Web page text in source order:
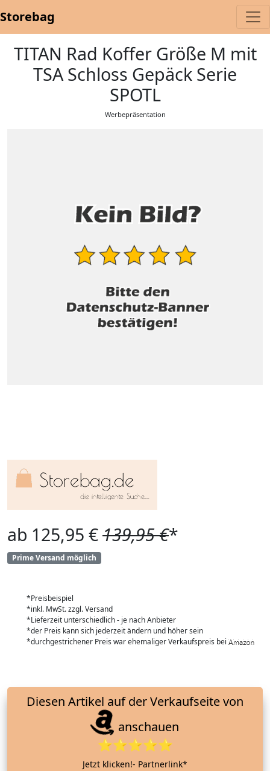
Storebag
TITAN Rad Koffer Größe M mit
TSA Schloss Gepäck Serie
SPOTL
Werbepräsentation
ab 125,95 €139,95 €*
Prime Versand möglich
*Preisbeispiel
*inkl. MwSt. zzgl. Versand
*Lieferzeit unterschiedlich - je nach Anbieter
*der Preis kann sich jederzeit ändern und höher sein
*durchgestrichener Preis war ehemaliger Verkaufspreis bei
anschauen
⭐⭐⭐⭐⭐
Jetzt klicken!- Partnerlink*